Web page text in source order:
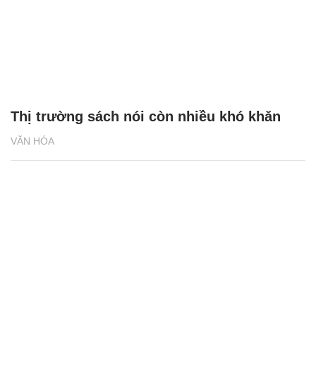
VĂN HÓA
Thị trường sách nói còn nhiều khó khăn